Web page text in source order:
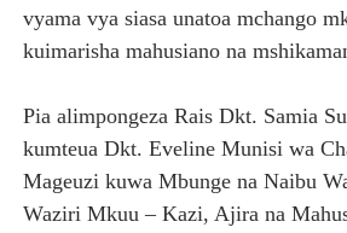
vyama vya siasa unatoa mchango
kuimarisha mahusiano na
Pia alimpongeza Rais Dkt. Samia
kumteua Dkt. Eveline Munisi wa
Mageuzi kuwa Mbunge na Naibu
Waziri Mkuu – Kazi, Ajira na